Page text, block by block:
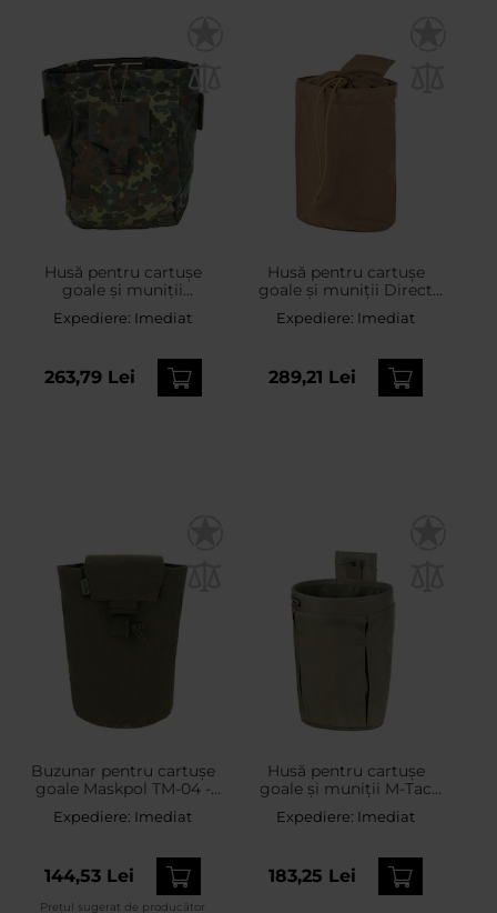
Husă pentru cartușe
goale și muniții
Lindnerhof Dump Pouch
Small MX463 - Flecktarn
Expediere: Imediat
263,79 Lei
Husă pentru cartușe
goale și muniții Direct
Action Dump Pouch
Large - Coyote Brown
Expediere: Imediat
289,21 Lei
Buzunar pentru cartușe
goale Maskpol TM-04 -
Ranger Green
Expediere: Imediat
144,53 Lei
Prețul sugerat de producător
Husă pentru cartușe
goale și muniții M-Tac
Elite Lite - Ranger Green
Expediere: Imediat
183,25 Lei